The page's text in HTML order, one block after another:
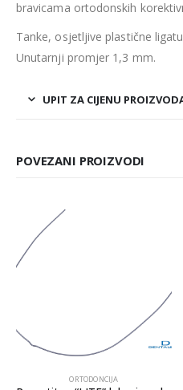
bravicama ortodonskih
Tanke, osjetljive plastične
Unutarnji promjer 1,3 mm.
UPIT ZA CIJENU
POVEZANI PROIZVODI